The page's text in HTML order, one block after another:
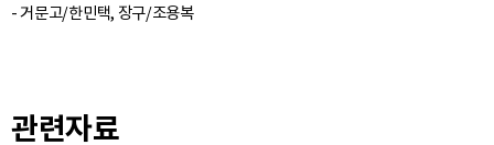
- 거문고/한민택, 장구/조용복
관련자료